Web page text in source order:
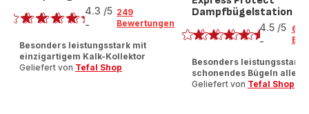
4.3 /5
-
249
Bewertungen
Besonders leistungsstark mit
einzigartigem Kalk-Kollektor
Geliefert von Tefal Shop
Dampfbügelstation
Bewertung
4.5 /5
-
60
Besonders leistungsstark,
schonendes Bügeln aller
Geliefert von Tefal Shop